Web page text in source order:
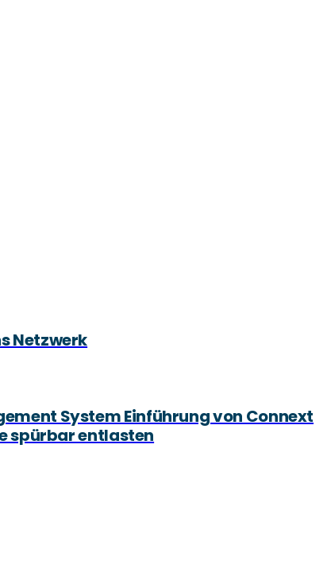
Netzwerk
System Einführung von Connext
spürbar entlasten